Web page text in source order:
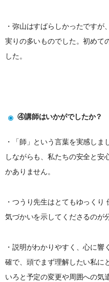
・弥山はすばらしかったです
実りの多いものでした。初めて
した。
④講師はいかがでしたか？
・「師」という言葉を実感し
しながらも、私たちの安全と安
かありません。
・つうり先生はとてもゆっく
気づかいを示してくださるのが
・説明がわかりやすく、心に
確で、頭でまず理解したい私に
いろと予定の変更や周囲への気